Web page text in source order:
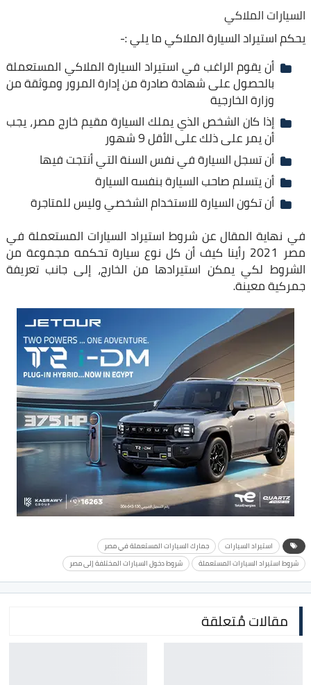
السيارات الملاكي
يحكم استيراد السيارة الملاكي ما يلي :-
أن يقوم الراغب في استيراد السيارة الملاكي المستعملة
بالحصول على شهادة صادرة من إدارة المرور وموثقة من
وزارة الخارجية
إذا كان الشخص الذي يملك السيارة مقيم خارج مصر، يجب
أن يمر على ذلك على الأقل 9 شهور
أن تسجل السيارة في نفس السنة التي أنتجت فيها
أن يتسلم صاحب السيارة بنفسه السيارة
أن تكون السيارة للاستخدام الشخصي وليس للمتاجرة
في نهاية المقال عن شروط استيراد السيارات المستعملة في
مصر 2021 رأينا كيف أن كل نوع سيارة تحكمه مجموعة من
الشروط لكي يمكن استيرادها من الخارج، إلى جانب تعريفة
جمركية معينة.
استيراد السيارات
جمارك السيارات المستعملة في مصر
شروط استيراد السيارات المستعملة
شروط دخول السيارات المختلفة إلى مصر
مقالات مُتعلقة